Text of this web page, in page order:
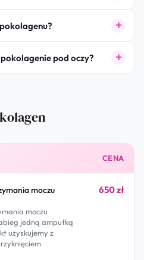
pod oczy?
CENA
moczu
moczu
jedną ampułką
uzyskujemy z
650 zł